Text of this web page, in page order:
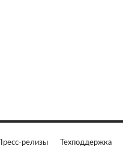
Пресс-релизы Техподдержка